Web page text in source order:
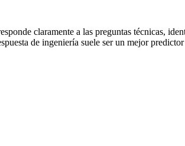
claramente a las preguntas técnicas,
de ingeniería suele ser un mejor